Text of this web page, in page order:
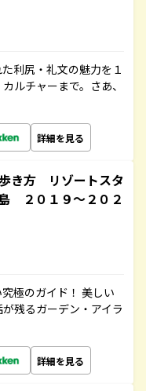
利尻・礼文の魅力を１
ルチャーまで。さあ、
詳細を見る
き方 リゾートスタ
２０１９～２０２
極のガイド！ 美しい
残るガーデン・アイラ
詳細を見る